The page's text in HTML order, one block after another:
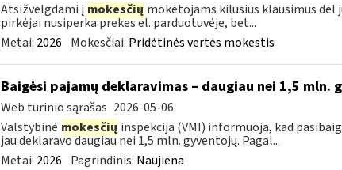
Atsižvelgdami į mokesčių mokėtojams kilusius klausimus dėl
pirkėjai nusiperka prekes el. parduotuvėje, bet...
Metai: 2026 Mokesčiai: Pridėtinės vertės mokestis
Baigėsi pajamų deklaravimas – daugiau nei 1,5
Web turinio sąrašas 2026-05-06
Valstybinė mokesčių inspekcija (VMI) informuoja, kad
jau deklaravo daugiau nei 1,5 mln. gyventojų. Pagal...
Metai: 2026 Pagrindinis: Naujiena